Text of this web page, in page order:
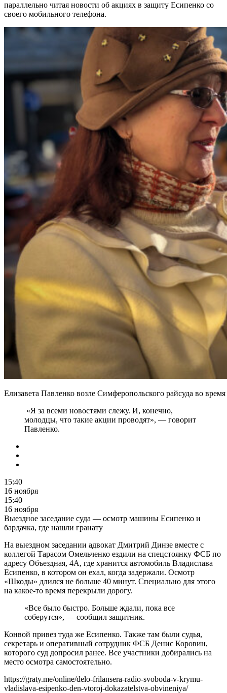
параллельно читая новости об акциях в защиту Есипенко со
своего мобильного телефона.
Елизавета Павленко возле Симферопольского райсуда во
«Я за всеми новостями слежу. И, конечно,
молодцы, что такие акции проводят», — говорит
Павленко.
15:40
16 ноября
15:40
16 ноября
Выездное заседание суда — осмотр машины Есипенко и
бардачка, где нашли гранату
На выездном заседании адвокат Дмитрий Динзе вместе с
коллегой Тарасом Омельченко ездили на спецстоянку ФСБ по
адресу Объездная, 4А, где хранится автомобиль Владислава
Есипенко, в котором он ехал, когда задержали. Осмотр
«Шкоды» длился не больше 40 минут. Специально для этого
на какое-то время перекрыли дорогу.
«Все было быстро. Больше ждали, пока все
соберутся», — сообщил защитник.
Конвой привез туда же Есипенко. Также там были судья,
секретарь и оперативный сотрудник ФСБ Денис Коровин,
которого суд допросил ранее. Все участники добирались на
место осмотра самостоятельно.
https://graty.me/online/delo-frilansera-radio-svoboda-v-krymu-
vladislava-esipenko-den-vtoroj-dokazatelstva-obvineniya/